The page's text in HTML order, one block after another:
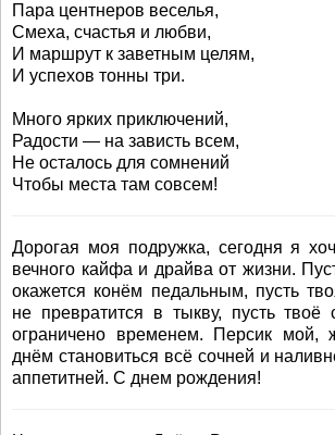
Пара центнеров веселья,
Смеха, счастья и любви,
И маршрут к заветным целям,
И успехов тонны три.
Много ярких приключений,
Радости — на зависть всем,
Не осталось для сомнений
Чтобы места там совсем!
Дорогая моя подружка, сегодня я
вечного кайфа и драйва от жизни.
окажется конём педальным, пусть
не превратится в тыкву, пусть твоё
ограничено временем. Персик
днём становиться всё сочней и
аппетитней. С днем рождения!